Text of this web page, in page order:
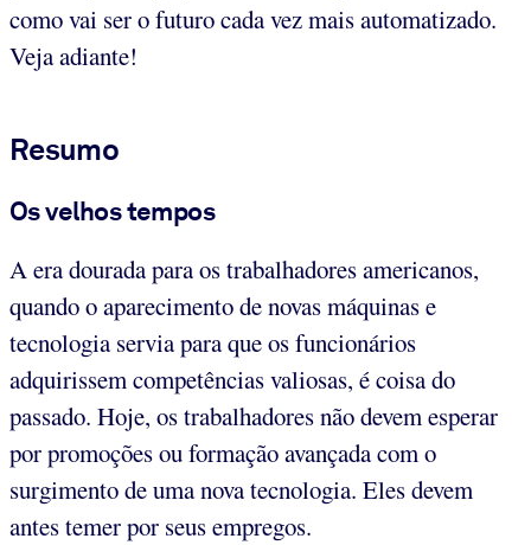
como vai ser o futuro cada vez mais automatizado.
Veja adiante!
Resumo
Os velhos tempos
A era dourada para os trabalhadores americanos,
quando o aparecimento de novas máquinas e
tecnologia servia para que os funcionários
adquirissem competências valiosas, é coisa do
passado. Hoje, os trabalhadores não devem esperar
por promoções ou formação avançada com o
surgimento de uma nova tecnologia. Eles devem
antes temer por seus empregos.